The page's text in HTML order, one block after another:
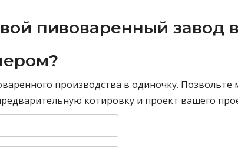
пивоваренный завод
производства в одиночку.
котировку и проект вашего